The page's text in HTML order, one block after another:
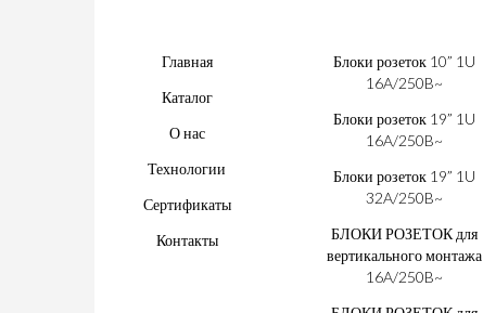
Главная
Каталог
О нас
Технологии
Сертификаты
Контакты
Блоки розеток 10” 1U
16A/250B~
Блоки розеток 19” 1U
16A/250B~
Блоки розеток 19” 1U
32A/250B~
БЛОКИ РОЗЕТОК для
вертикального монтажа
16A/250B~